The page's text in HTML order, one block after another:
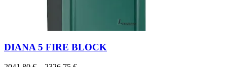
DIANA 5 FIRE BLOCK